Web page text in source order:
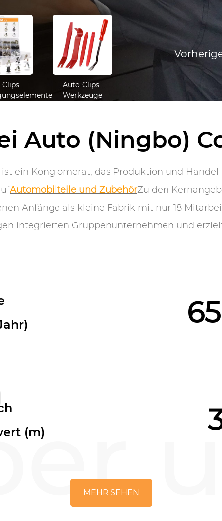
und Lieferant
Clips-
Auto-Clips-
Werkzeuge
und Lieferant
Auto (Ningbo)
ist ein Konglomerat, das Produktion und
Automobilteile und ZubehörZu den
Anfänge als kleine Fabrik mit nur 18
integrierten Gruppenunternehmen und
(m)
MEHR SEHEN